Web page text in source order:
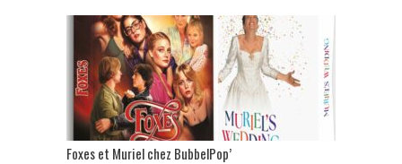
Foxes et Muriel chez BubbelPop’